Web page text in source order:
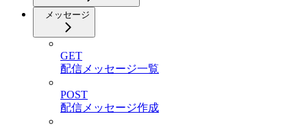
メッセージ
GET
配信メッセージ一覧
POST
配信メッセージ作成